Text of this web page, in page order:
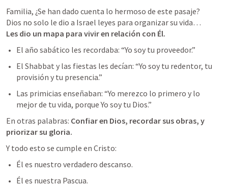
Familia, ¿Se han dado cuenta lo hermoso de este pasaje?
Les dio un mapa para vivir en relación con Él.
El año sabático les recordaba: “Yo soy tu proveedor.”
El Shabbat y las fiestas les decían: “Yo soy tu redentor, tu
provisión y tu presencia.”
Las primicias enseñaban: “Yo merezco lo primero y lo
mejor de tu vida, porque Yo soy tu Dios.”
En otras palabras: Confiar en Dios, recordar sus obras, y
priorizar su gloria.
Y todo esto se cumple en Cristo:
Él es nuestro verdadero descanso.
Él es nuestra Pascua.